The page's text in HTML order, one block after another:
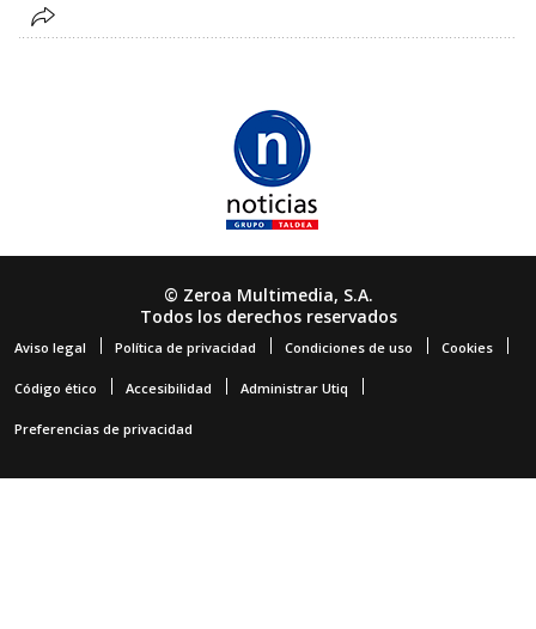
© Zeroa Multimedia, S.A.
Todos los derechos reservados
Aviso legal Política de privacidad Condiciones de uso Cookies
Código ético Accesibilidad Administrar Utiq
Preferencias de privacidad